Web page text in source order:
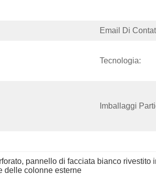
Email Di
Tecnologia:
Imballaggi
, pannello di facciata bianco rivestito
delle colonne esterne